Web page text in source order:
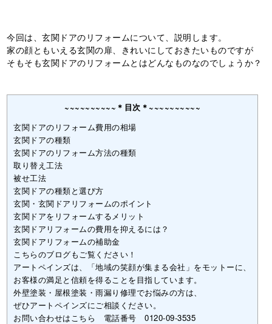
今回は、玄関ドアのリフォームについて、説明します。
家の顔ともいえる玄関の扉、きれいにしておきたいものですが
そもそも玄関ドアのリフォームとはどんなものなのでしょうか？
~~~~~~~~~~＊目次＊~~~~~~~~~~
玄関ドアのリフォーム費用の相場
玄関ドアの種類
玄関ドアのリフォーム方法の種類
取り替え工法
被せ工法
玄関ドアの種類と選び方
玄関・玄関ドアリフォームのポイント
玄関ドアをリフォームするメリット
玄関ドアリフォームの費用を抑えるには？
玄関ドアリフォームの補助金
こちらのブログもご覧ください！
アートペインズは、「地域の笑顔が集まる会社」をモットーに、
お客様の満足と信頼を得ることを目指しています。
外壁塗装・屋根塗装・雨漏り修理でお悩みの方は、
ぜひアートペインズにご相談ください。
お問い合わせはこちら 電話番号 0120-09-3535